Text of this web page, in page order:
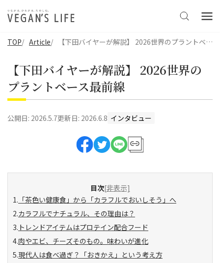
TOP Article 【下田バイヤーが解説】 2026世界のプラントベース最前線
【下田バイヤーが解説】 2026世界の
プラントベース最前線
公開日: 2026.5.7更新日: 2026.6.8 インタビュー
目次[非表示]
「茶色い健康食」から「カラフルでおいしそう」へ
カラフルでナチュラル、その理由は？
トレンドアイテムはプロテイン配合フード
肉やエビ、チーズそのもの。味わいが進化
現代人は食べ過ぎ？「おきかえ」という考え方